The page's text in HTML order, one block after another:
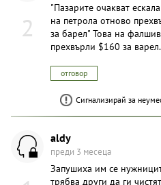
2
"Пазарите очакват
на петрола отново
за барел" Това на
прехвърли $160 за варел.
отговор
Сигнализирай за
aldy
преди 3 месеца
Запушиха им се
трябва други да ги